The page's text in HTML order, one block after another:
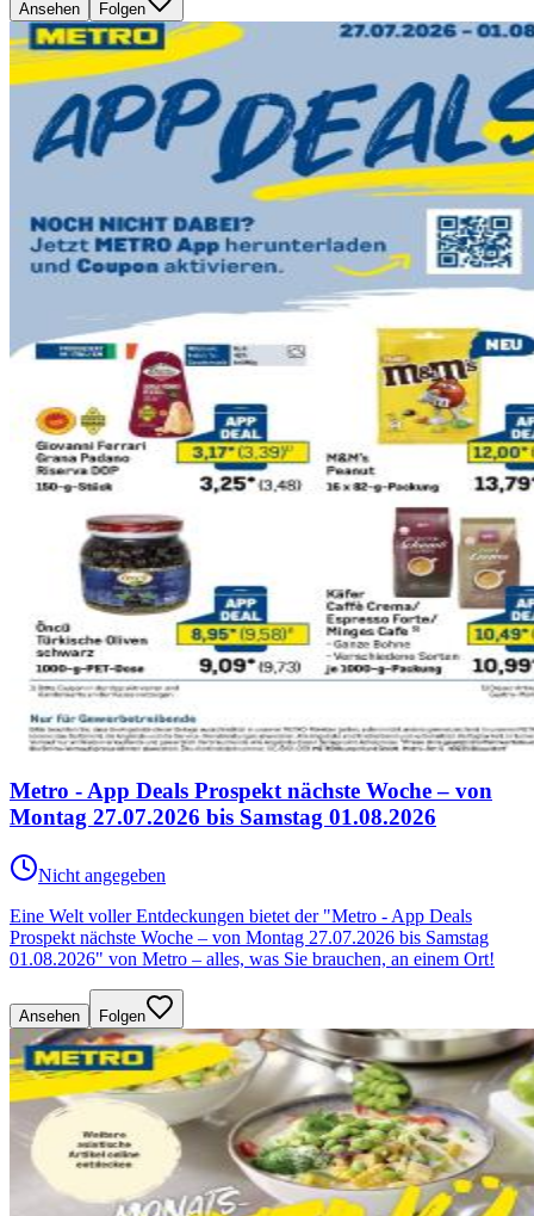
Ansehen Folgen
Metro - App Deals Prospekt nächste Woche – von
Montag 27.07.2026 bis Samstag 01.08.2026
Nicht angegeben
Eine Welt voller Entdeckungen bietet der "Metro - App Deals
Prospekt nächste Woche – von Montag 27.07.2026 bis Samstag
01.08.2026" von Metro – alles, was Sie brauchen, an einem Ort!
Ansehen Folgen